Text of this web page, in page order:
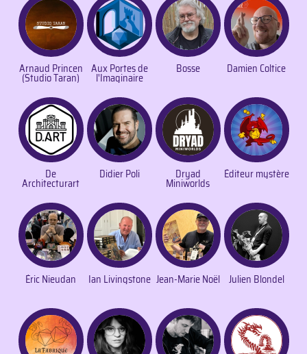
Arnaud Princen
(Studio Taran)
Aux Portes de
l'Imaginaire
Bosse Damien Coltice
De
Architecturart
Didier Poli Dryad
Miniworlds
Éditeur mystère
Éric Nieudan Ian Livingstone Jean-Marie Noël Julien Blondel